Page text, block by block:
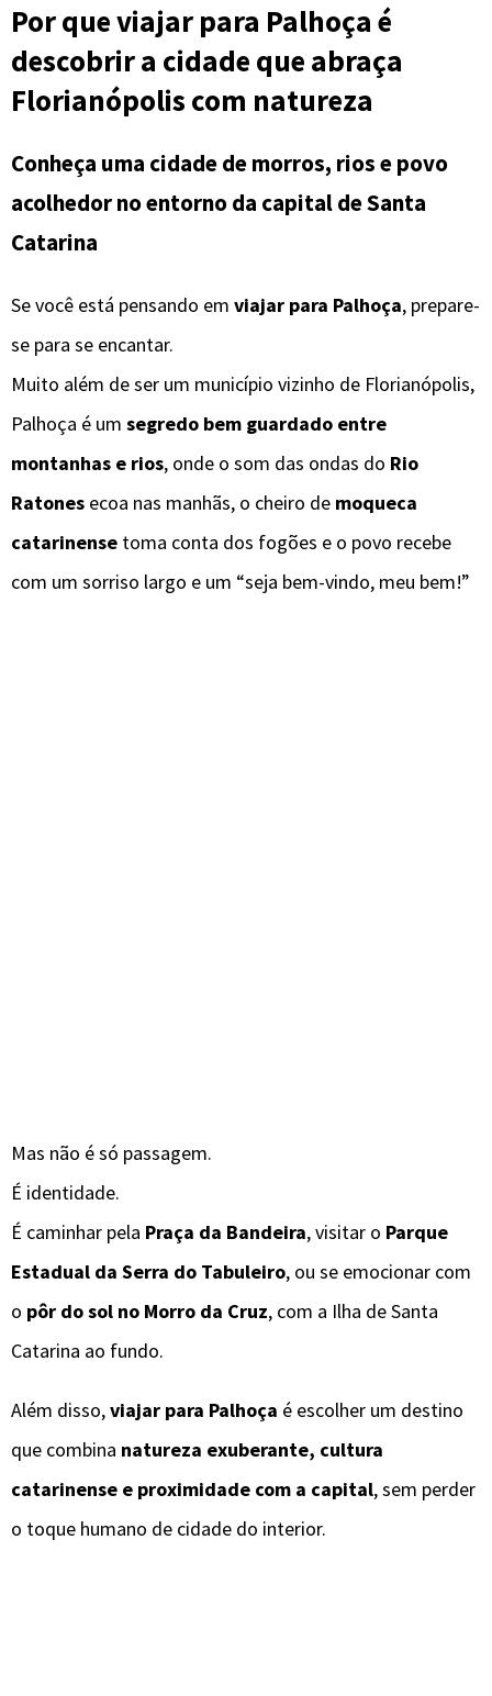
Por que viajar para Palhoça é
descobrir a cidade que abraça
Florianópolis com natureza
Conheça uma cidade de morros, rios e povo
acolhedor no entorno da capital de Santa
Catarina
Se você está pensando em viajar para Palhoça, prepare-
se para se encantar.
Muito além de ser um município vizinho de Florianópolis,
Palhoça é um segredo bem guardado entre
montanhas e rios, onde o som das ondas do Rio
Ratones ecoa nas manhãs, o cheiro de moqueca
catarinense toma conta dos fogões e o povo recebe
com um sorriso largo e um “seja bem-vindo, meu bem!”
Mas não é só passagem.
É identidade.
É caminhar pela Praça da Bandeira, visitar o Parque
Estadual da Serra do Tabuleiro, ou se emocionar com
o pôr do sol no Morro da Cruz, com a Ilha de Santa
Catarina ao fundo.
Além disso,viajar para Palhoça é escolher um destino
que combina natureza exuberante, cultura
catarinense e proximidade com a capital, sem perder
o toque humano de cidade do interior.